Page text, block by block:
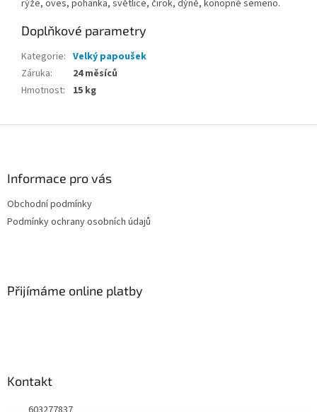
rýže, oves, pohanka, světlice, čirok, dýně, konopné semeno.
Doplňkové parametry
Kategorie: Velký papoušek
Záruka:
24 měsíců
Hmotnost: 15 kg
Informace pro vás
Obchodní podmínky
Podmínky ochrany osobních údajů
Přijímáme online platby
Kontakt